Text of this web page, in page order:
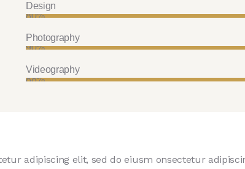
Design
80%
Photography
90%
Videography
88%
adipiscing elit, sed do eiusm onsectetur